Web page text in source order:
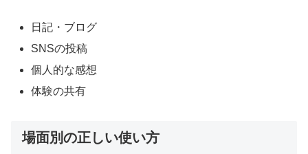
日記・ブログ
SNSの投稿
個人的な感想
体験の共有
場面別の正しい使い方